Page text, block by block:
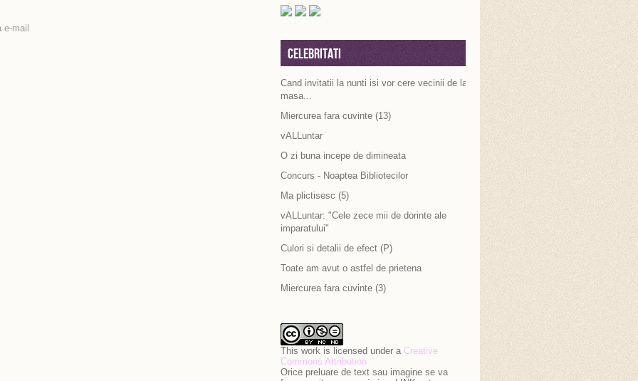
mail
Celebritati
Cand invitatii la nunti isi vor cere vecinii de la
masa...
Miercurea fara cuvinte (13)
vALLuntar
O zi buna incepe de dimineata
Concurs - Noaptea Bibliotecilor
Ma plictisesc (5)
vALLuntar: "Cele zece mii de dorinte ale
imparatului"
Culori si detalii de efect (P)
Toate am avut o astfel de prietena
Miercurea fara cuvinte (3)
This work is licensed under a Creative
Commons Attribution
Orice preluare de text sau imagine se va